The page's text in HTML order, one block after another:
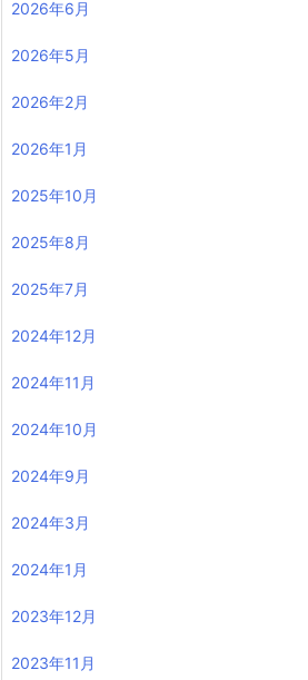
2026年6月
2026年5月
2026年2月
2026年1月
2025年10月
2025年8月
2025年7月
2024年12月
2024年11月
2024年10月
2024年9月
2024年3月
2024年1月
2023年12月
2023年11月